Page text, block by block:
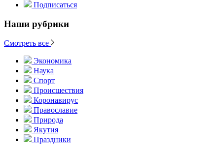
Подписаться
Наши рубрики
Смотреть все
Экономика
Наука
Спорт
Происшествия
Коронавирус
Православие
Природа
Якутия
Праздники